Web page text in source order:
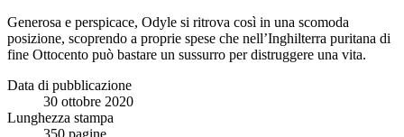
Generosa e perspicace, Odyle si ritrova così in una scomoda
posizione, scoprendo a proprie spese che nell’Inghilterra puritana di
fine Ottocento può bastare un sussurro per distruggere una vita.
Data di pubblicazione
30 ottobre 2020
Lunghezza stampa
350 pagine